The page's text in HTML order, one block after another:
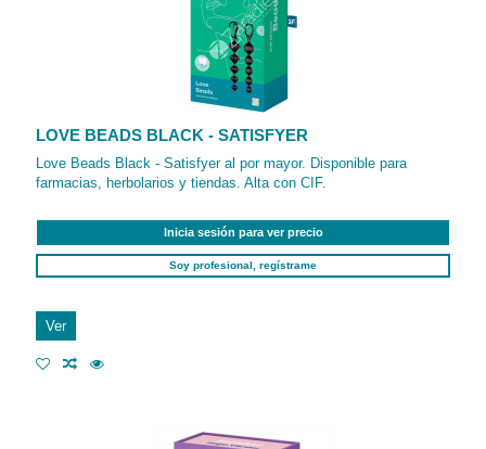
LOVE BEADS BLACK - SATISFYER
Love Beads Black - Satisfyer al por mayor. Disponible para
farmacias, herbolarios y tiendas. Alta con CIF.
Inicia sesión para ver precio
Soy profesional, regístrame
Ver